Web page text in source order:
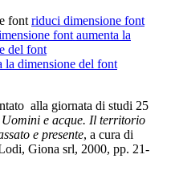
font riduci dimensione font
aumenta la
del font
alla giornata di studi 25
Uomini e acque. Il territorio
e presente, a cura di
Giona srl, 2000, pp. 21-